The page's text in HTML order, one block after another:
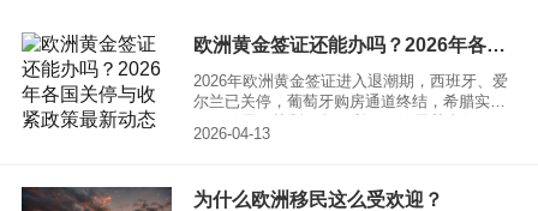
欧洲黄金签证还能办吗？2026年各国关停与收紧政策最新动态
2026年欧洲黄金签证进入退潮期，西班牙、爱
尔兰已关停，葡萄牙购房通道终结，希腊实施
放。各国政策最新动态详解。
2026-04-13
为什么欧洲移民这么受欢迎？